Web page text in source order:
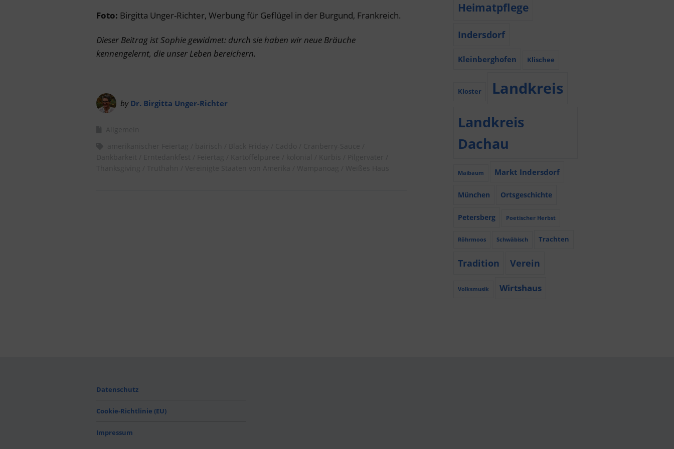
Foto: Birgitta Unger-Richter, Werbung für Geflügel in der Burgund, Frankreich.
Dieser Beitrag ist Sophie gewidmet: durch sie haben wir neue Bräuche
kennengelernt, die unser Leben bereichern.
by Dr. Birgitta Unger-Richter
Heimatpflege
Indersdorf
Kleinberghofen Klischee
Kloster Landkreis
Landkreis
Dachau
Maibaum Markt Indersdorf
München Ortsgeschichte
Petersberg Poetischer Herbst
Röhrmoos Schwäbisch Trachten
Tradition Verein
Volksmusik Wirtshaus
Datenschutz
Cookie-Richtlinie (EU)
Impressum